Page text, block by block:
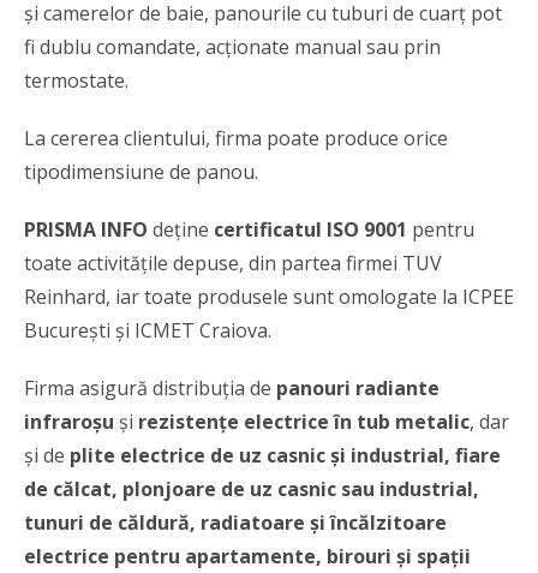
și camerelor de baie, panourile cu tuburi de cuarț pot
fi dublu comandate, acționate manual sau prin
termostate.
La cererea clientului, firma poate produce orice
tipodimensiune de panou.
PRISMA INFO deține certificatul ISO 9001 pentru
toate activitățile depuse, din partea firmei TUV
Reinhard, iar toate produsele sunt omologate la ICPEE
București și ICMET Craiova.
Firma asigură distribuția de panouri radiante
infraroșu și rezistențe electrice în tub metalic, dar
și de plite electrice de uz casnic și industrial, fiare
de călcat, plonjoare de uz casnic sau industrial,
tunuri de căldură, radiatoare și încălzitoare
electrice pentru apartamente, birouri și spații